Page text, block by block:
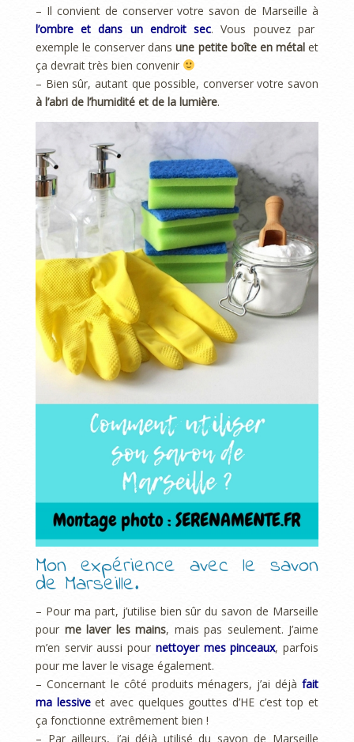
– Il convient de conserver votre savon de Marseille à
l’ombre et dans un endroit sec. Vous pouvez par
exemple le conserver dansune petite boîte en métalet
ça devrait très bien convenir
– Bien sûr, autant que possible, converser votre savon
à l’abri de l’humidité et de la lumière.
Mon expérience avec le savon
de Marseille.
– Pour ma part, j’utilise bien sûr du savon de Marseille
pour me laver les mains, mais pas seulement. J’aime
m’en servir aussi pour nettoyer mes pinceaux, parfois
pour me laver le visage également.
– Concernant le côté produits ménagers, j’ai déjà fait
ma lessive et avec quelques gouttes d’HE c’est top et
ça fonctionne extrêmement bien !
– Par ailleurs, j’ai déjà utilisé du savon de Marseille